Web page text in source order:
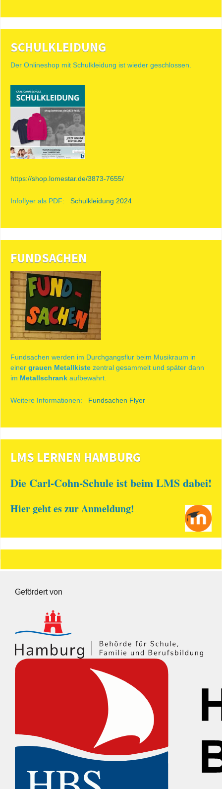
SCHULKLEIDUNG
Der Onlineshop mit Schulkleidung ist wieder geschlossen.
https://shop.lomestar.de/3873-7655/
Infoflyer als PDF: Schulkleidung 2024
FUNDSACHEN
Fundsachen werden im Durchgangsflur beim Musikraum in
einer grauen Metallkiste zentral ge­sammelt und später dann
im Metallschrank aufbewahrt.
Weitere Informationen: Fundsachen Flyer
LMS LERNEN HAMBURG
Die Carl-Cohn-Schule ist beim LMS dabei!
Hier geht es zur Anmeldung!
Gefördert von